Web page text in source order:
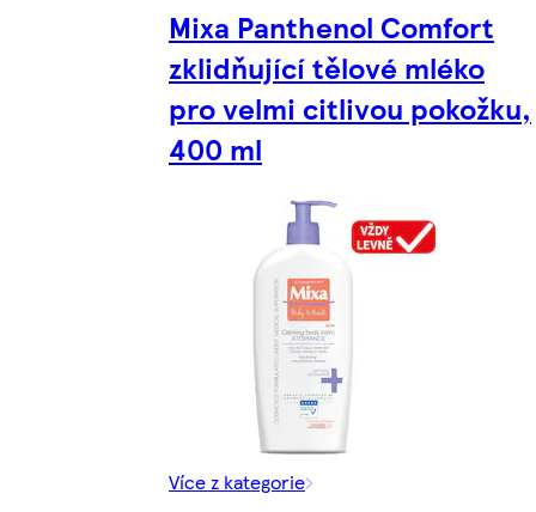
Mixa Panthenol Comfort
zklidňující tělové mléko
pro velmi citlivou pokožku,
400 ml
Více z kategorie